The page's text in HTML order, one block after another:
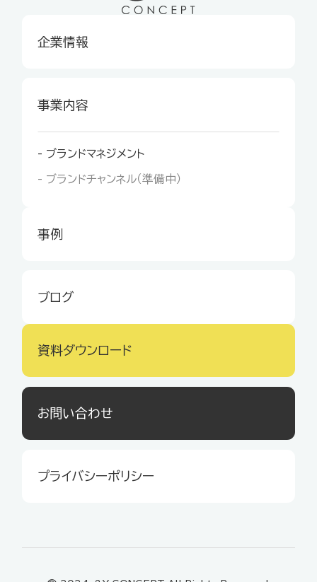
企業情報
事業内容
- ブランドマネジメント
- ブランドチャンネル（準備中）
事例
ブログ
資料ダウンロード
お問い合わせ
プライバシーポリシー